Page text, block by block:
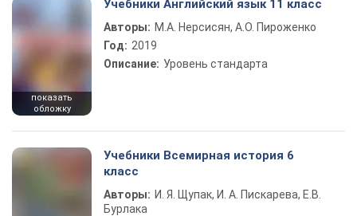
показать
обложку
Учебники Английский язык 11 класс
Авторы: М.А. Нерсисян, А.О. Пироженко
Год: 2019
Описание: Уровень стандарта
Учебники Всемирная история 6
класс
Авторы: И. Я. Щупак, И. А. Пискарева, Е.В.
Бурлака